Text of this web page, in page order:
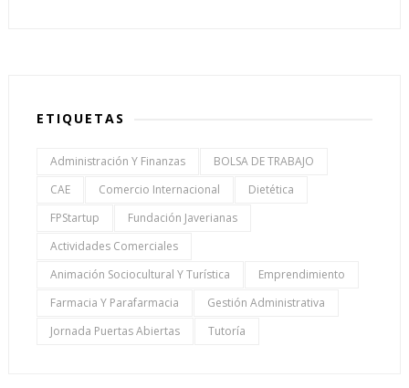
ETIQUETAS
Administración Y Finanzas
BOLSA DE TRABAJO
CAE
Comercio Internacional
Dietética
FPStartup
Fundación Javerianas
Actividades Comerciales
Animación Sociocultural Y Turística
Emprendimiento
Farmacia Y Parafarmacia
Gestión Administrativa
Jornada Puertas Abiertas
Tutoría